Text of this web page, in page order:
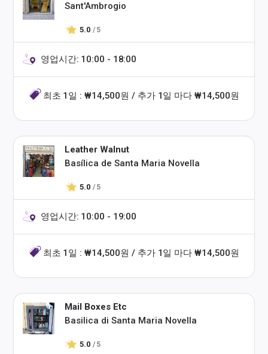
Sant'Ambrogio
5.0 / 5
영업시간: 10:00 - 18:00
최초 1일 : ₩14,500원 / 추가 1일 마다 ₩14,500원
Leather Walnut
Basílica de Santa Maria Novella
5.0 / 5
영업시간: 10:00 - 19:00
최초 1일 : ₩14,500원 / 추가 1일 마다 ₩14,500원
Mail Boxes Etc
Basilica di Santa Maria Novella
5.0 / 5